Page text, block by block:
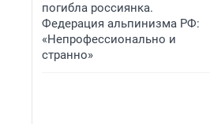
погибла россиянка.
Федерация альпинизма РФ:
«Непрофессионально и
странно»